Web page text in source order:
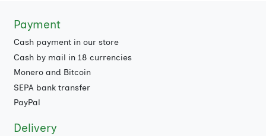
Payment
Cash payment in our store
Cash by mail in 18 currencies
Monero and Bitcoin
SEPA bank transfer
PayPal
Delivery